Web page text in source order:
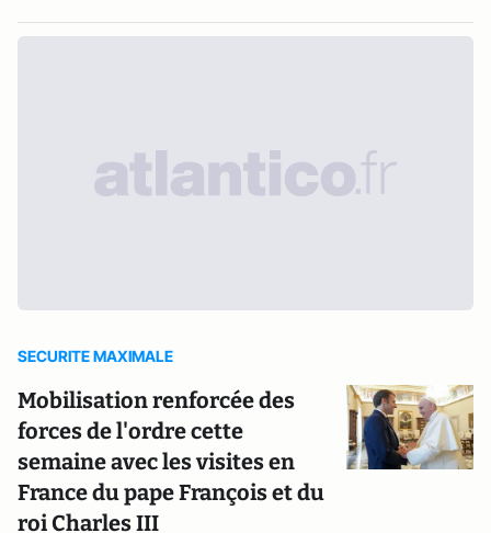
SECURITE MAXIMALE
Mobilisation renforcée des
forces de l'ordre cette
semaine avec les visites en
France du pape François et du
roi Charles III